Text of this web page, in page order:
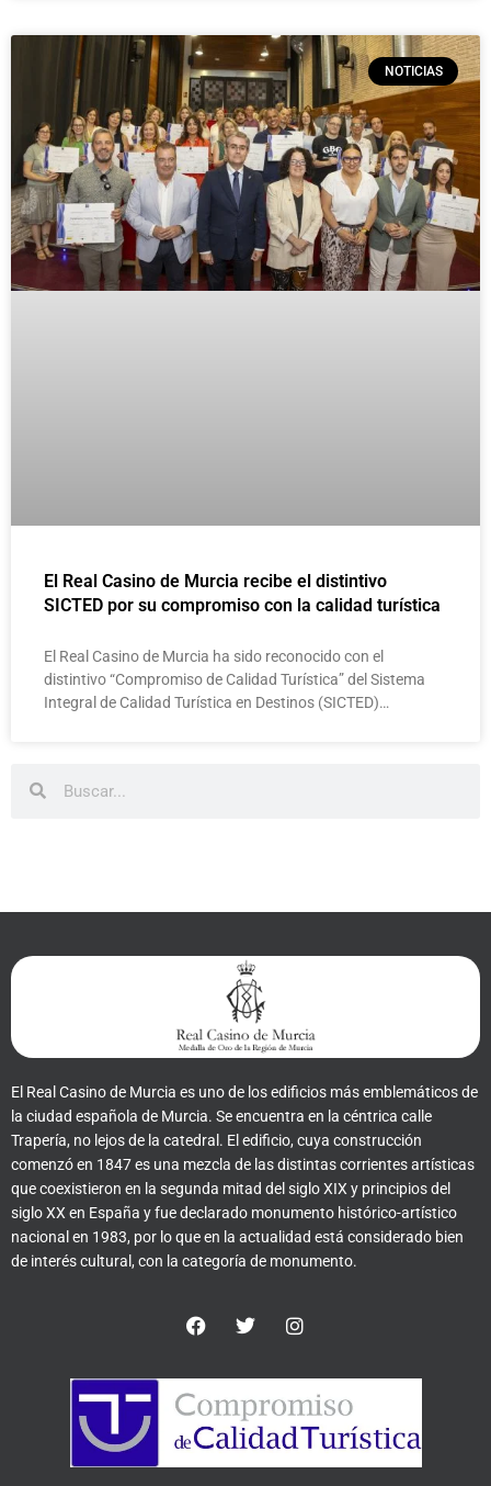
NOTICIAS
El Real Casino de Murcia recibe el distintivo
SICTED por su compromiso con la calidad turística
El Real Casino de Murcia ha sido reconocido con el
distintivo “Compromiso de Calidad Turística” del Sistema
Integral de Calidad Turística en Destinos (SICTED)…
El Real Casino de Murcia es uno de los edificios más emblemáticos de
la ciudad española de Murcia. Se encuentra en la céntrica calle
Trapería, no lejos de la catedral. El edificio, cuya construcción
comenzó en 1847 es una mezcla de las distintas corrientes artísticas
que coexistieron en la segunda mitad del siglo XIX y principios del
siglo XX en España y fue declarado monumento histórico-artístico
nacional en 1983, por lo que en la actualidad está considerado bien
de interés cultural, con la categoría de monumento.
F
a
e
b
o
o
k
T
w
t
e
r
I
n
t
g
r
a
m